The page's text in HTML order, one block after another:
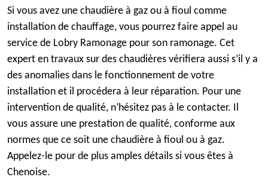
Si vous avez une chaudière à gaz ou à fioul comme
installation de chauffage, vous pourrez faire appel au
service de Lobry Ramonage pour son ramonage. Cet
expert en travaux sur des chaudières vérifiera aussi s’il y a
des anomalies dans le fonctionnement de votre
installation et il procédera à leur réparation. Pour une
intervention de qualité, n’hésitez pas à le contacter. Il
vous assure une prestation de qualité, conforme aux
normes que ce soit une chaudière à fioul ou à gaz.
Appelez-le pour de plus amples détails si vous êtes à
Chenoise.